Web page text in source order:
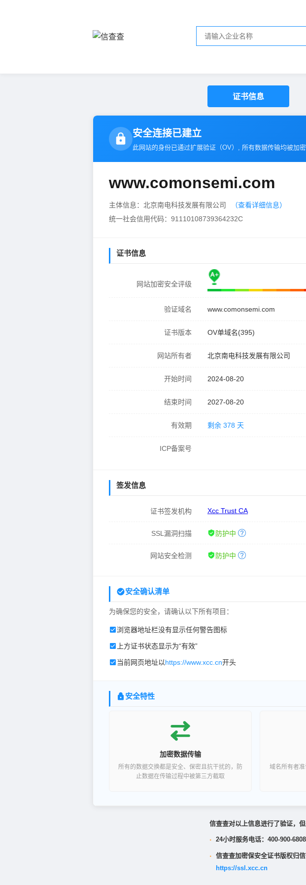
证书信息
安全连接已建立
此网站的身份已通过扩展验证（OV）, 所有数据传输均被加
www.comonsemi.com
主体信息：北京南电科技发展有限公司
（查看详细信息）
统一社会信用代码：91110108739364232C
证书信息
网站加密安全评级
验证域名 www.comonsemi.com
证书版本 OV单域名(395)
网站所有者 北京南电科技发展有限公司
开始时间 2024-08-20
结束时间 2027-08-20
有效期 剩余 378 天
ICP备案号
签发信息
证书签发机构 Xcc Trust CA
SSL漏洞扫描 防护中
网站安全检测 防护中
安全确认清单
为确保您的安全，请确认以下所有项目：
浏览器地址栏没有显示任何警告图标
上方证书状态显示为“有效”
当前网页地址以https://www.xcc.cn开头
安全特性
加密数据传输
所有的数据交换都是安全、保密且抗干扰的，防
止数据在传输过程中被第三方截取
域名所有者
信查查对以上信息进行了验证，但
· 24小时服务电话：400-900-6808
· 信查查加密保安全证书版权归
https://ssl.xcc.cn